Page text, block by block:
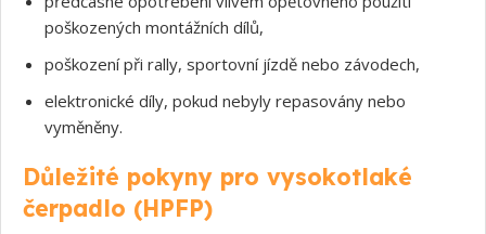
poškozených montážních dílů,
poškození při rally, sportovní jízdě nebo závodech,
elektronické díly, pokud nebyly repasovány nebo
vyměněny.
Důležité pokyny pro vysokotlaké
čerpadlo (HPFP)
Souhlasím s GDPR